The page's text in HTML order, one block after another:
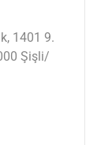
1401 9.
Şişli/